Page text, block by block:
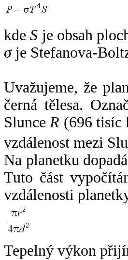
kdeS je obsah
σje Stefanova-
Uvažujeme, že
černá tělesa.
SlunceR (696 tisíc
vzdálenost mezi
Na planetku
Tuto část
vzdálenosti
Tepelný výkon